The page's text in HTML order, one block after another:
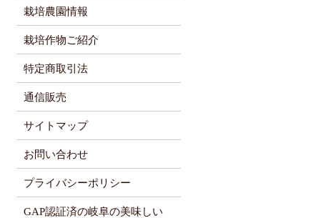
栽培農園情報
栽培作物ご紹介
特定商取引法
通信販売
サイトマップ
お問い合わせ
プライバシーポリシー
GAP認証済の岐阜の美味しい